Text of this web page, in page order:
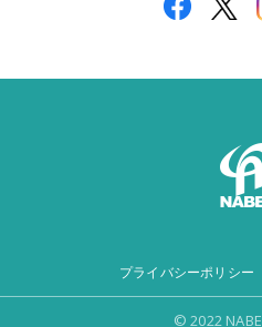
プライバシーポリシー
© 2022